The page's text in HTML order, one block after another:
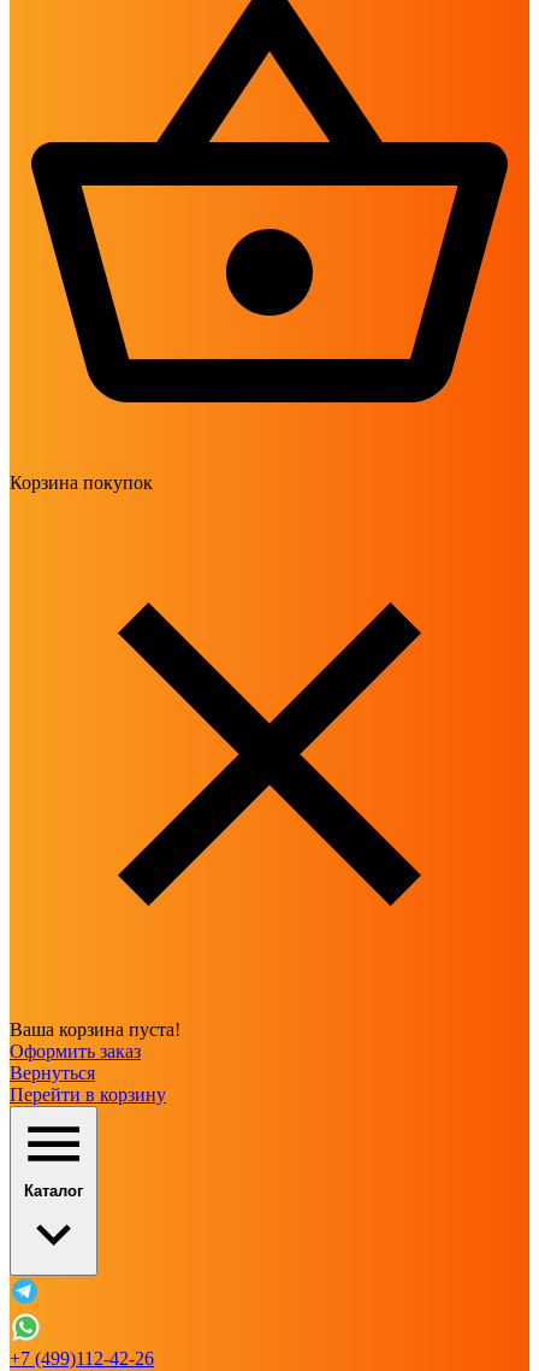
Корзина покупок
Ваша корзина пуста!
Оформить заказ
Вернуться
Перейти в корзину
Каталог
+7 (499)112-42-26